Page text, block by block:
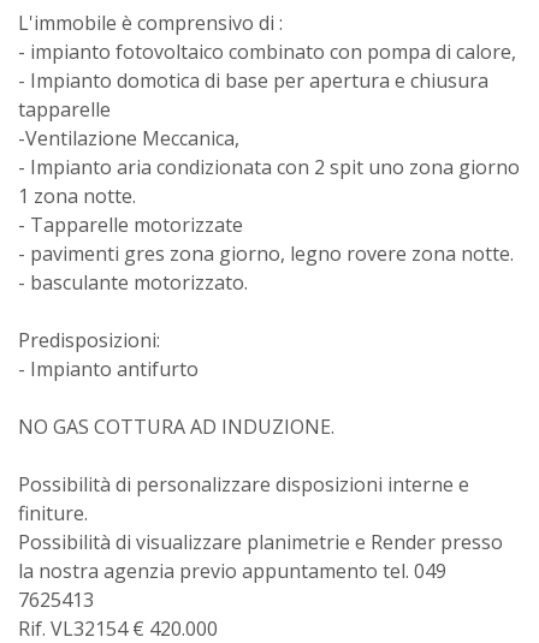
L'immobile è comprensivo di :
- impianto fotovoltaico combinato con pompa di calore,
- Impianto domotica di base per apertura e chiusura
tapparelle
-Ventilazione Meccanica,
- Impianto aria condizionata con 2 spit uno zona giorno
1 zona notte.
- Tapparelle motorizzate
- pavimenti gres zona giorno, legno rovere zona notte.
- basculante motorizzato.
Predisposizioni:
- Impianto antifurto
NO GAS COTTURA AD INDUZIONE.
Possibilità di personalizzare disposizioni interne e
finiture.
Possibilità di visualizzare planimetrie e Render presso
la nostra agenzia previo appuntamento tel. 049
7625413
Rif. VL32154 € 420.000